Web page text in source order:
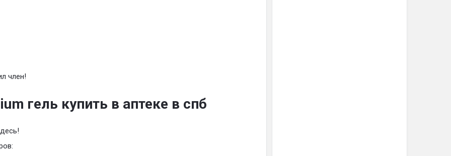
член!
гель купить в аптеке в спб